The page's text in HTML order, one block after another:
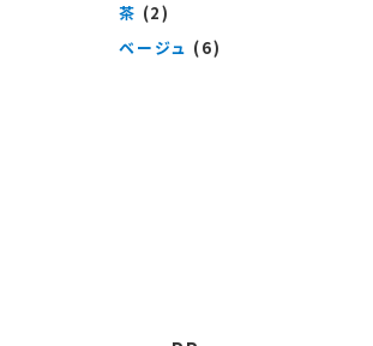
茶 (2)
ベージュ (6)